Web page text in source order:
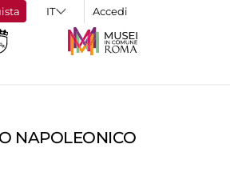
Accedi
NAPOLEONICO